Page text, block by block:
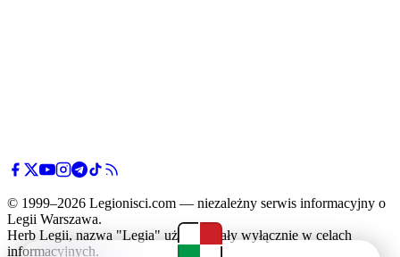
© 1999–2026 Legionisci.com — niezależny serwis informacyjny o
Legii Warszawa.
Herb Legii, nazwa "Legia" użyte zostały wyłącznie w celach
informacyjnych.